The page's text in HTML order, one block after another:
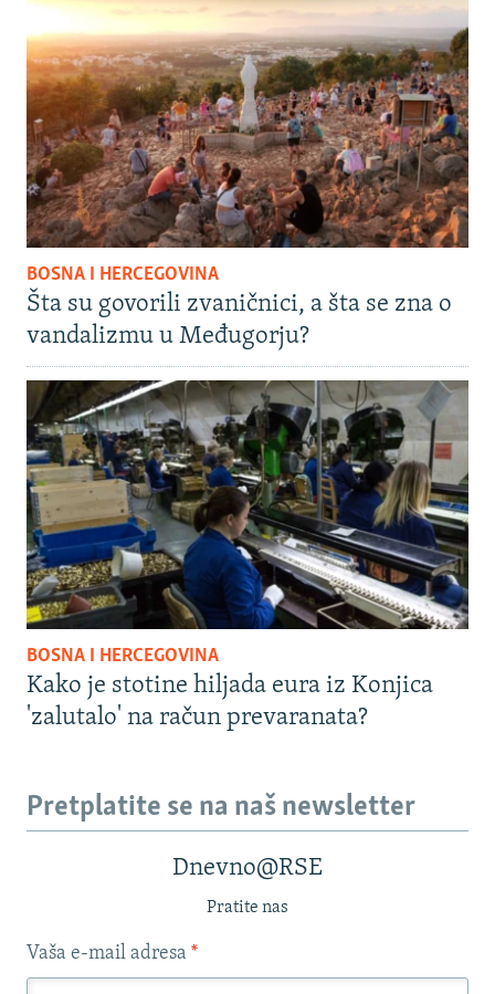
BOSNA I HERCEGOVINA
Šta su govorili zvaničnici, a šta se zna o
vandalizmu u Međugorju?
BOSNA I HERCEGOVINA
Kako je stotine hiljada eura iz Konjica
'zalutalo' na račun prevaranata?
Pretplatite se na naš newsletter
Dnevno@RSE
Pratite nas
Vaša e-mail adresa *